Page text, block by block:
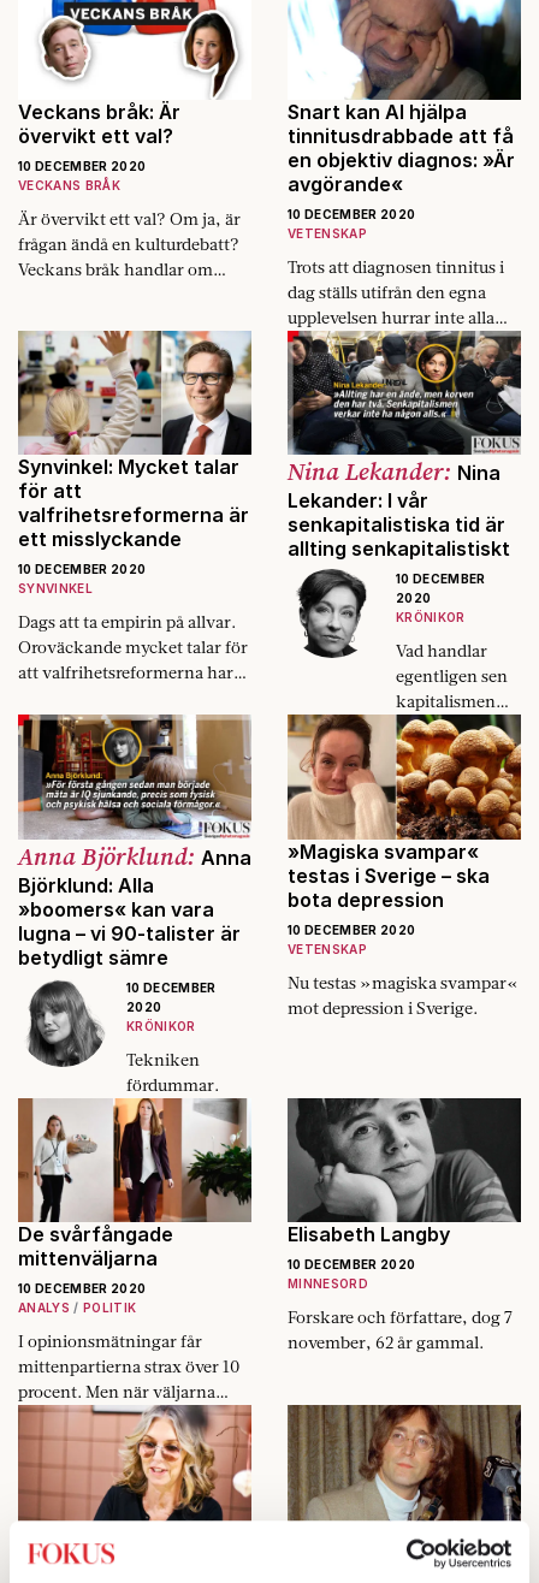
Veckans bråk: Är
övervikt ett val?
10 DECEMBER 2020
VECKANS BRÅK
Är övervikt ett val? Om ja, är
frågan ändå en kulturdebatt?
Veckans bråk handlar om
Snart kan AI hjälpa
tinnitusdrabbade att få
en objektiv diagnos: »Är
avgörande«
10 DECEMBER 2020
VETENSKAP
Trots att diagnosen tinnitus i
dag ställs utifrån den egna
upplevelsen hurrar inte alla
över att AI nu sägs kunna
fungera som objektivt facit.
Synvinkel: Mycket talar
för att
valfrihetsreformerna är
ett misslyckande
10 DECEMBER 2020
SYNVINKEL
Dags att ta empirin på allvar.
Oroväckande mycket talar för
att valfrihetsreformerna har
skriver ekonomie doktor och
ordföranden i Lommas
kommunstyrelse, Robert
Wenglén (M).
Nina Lekander: Nina
Lekander: I vår
senkapitalistiska tid är
allting senkapitalistiskt
10 DECEMBER
2020
KRÖNIKOR
Vad handlar
egentligen sen
kapitalismen
om?
Anna Björklund: Anna
Björklund: Alla
»boomers« kan vara
lugna – vi 90-talister är
betydligt sämre
10 DECEMBER
2020
KRÖNIKOR
Tekniken
fördummar.
»Magiska svampar«
testas i Sverige – ska
bota depression
10 DECEMBER 2020
VETENSKAP
Nu testas »magiska svampar«
mot depression i Sverige.
De svårfångade
mittenväljarna
10 DECEMBER 2020
ANALYS
POLITIK
I opinionsmätningar får
mittenpartierna strax över 10
procent. Men när väljarna
själva definierar sig befinner
sig 30 procent i mitten.
Elisabeth Langby
10 DECEMBER 2020
MINNESORD
Forskare och författare, dog 7
november, 62 år gammal.
Designern Lotta Ahlvar:
»Man kan inte leva på
Förstår vi John Lennons
soloprojekt bättre 40 år